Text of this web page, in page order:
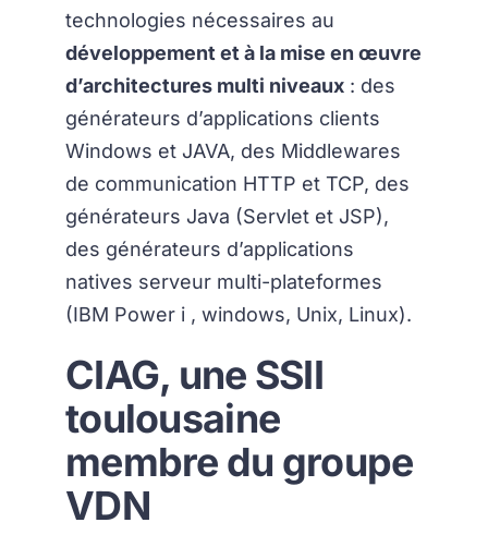
technologies nécessaires au
développement et à la mise en œuvre
d’architectures multi niveaux: des
générateurs d’applications clients
Windows et JAVA, des Middlewares
de communication HTTP et TCP, des
générateurs Java (Servlet et JSP),
des générateurs d’applications
natives serveur multi-plateformes
(IBM Power i , windows, Unix, Linux).
CIAG, une SSII
toulousaine
membre du groupe
VDN